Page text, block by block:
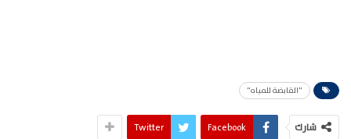
"القابضة للمياه"
شارك Facebook
Twitter